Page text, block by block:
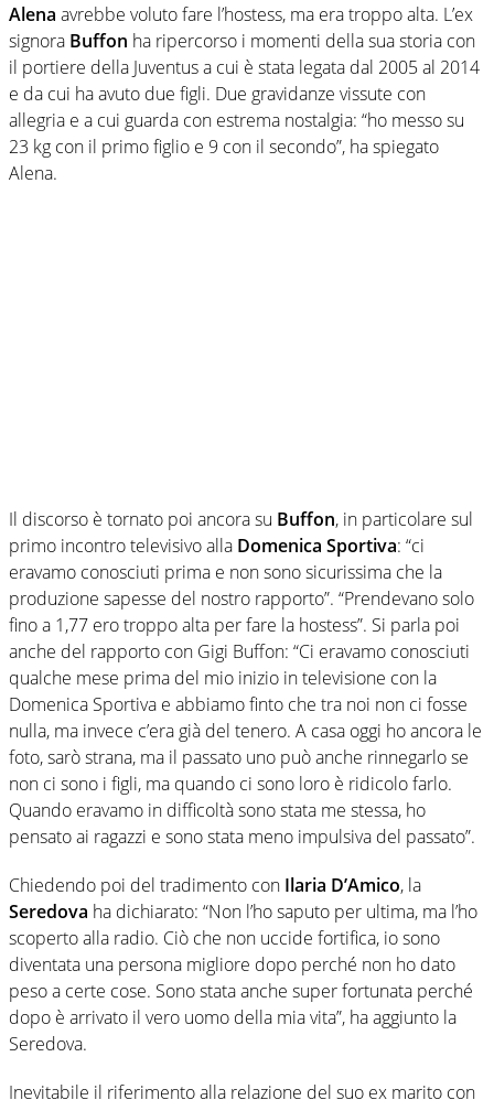
Alena avrebbe voluto fare l’hostess, ma era troppo alta. L’ex
signora Buffon ha ripercorso i momenti della sua storia con
il portiere della Juventus a cui è stata legata dal 2005 al 2014
e da cui ha avuto due figli. Due gravidanze vissute con
allegria e a cui guarda con estrema nostalgia: “ho messo su
23 kg con il primo figlio e 9 con il secondo”, ha spiegato
Alena.
Il discorso è tornato poi ancora su Buffon, in particolare sul
primo incontro televisivo alla Domenica Sportiva: “ci
eravamo conosciuti prima e non sono sicurissima che la
produzione sapesse del nostro rapporto”. “Prendevano solo
fino a 1,77 ero troppo alta per fare la hostess”. Si parla poi
anche del rapporto con Gigi Buffon: “Ci eravamo conosciuti
qualche mese prima del mio inizio in televisione con la
Domenica Sportiva e abbiamo finto che tra noi non ci fosse
nulla, ma invece c’era già del tenero. A casa oggi ho ancora le
foto, sarò strana, ma il passato uno può anche rinnegarlo se
non ci sono i figli, ma quando ci sono loro è ridicolo farlo.
Quando eravamo in difficoltà sono stata me stessa, ho
pensato ai ragazzi e sono stata meno impulsiva del passato”.
Chiedendo poi del tradimento con Ilaria D’Amico, la
Seredova ha dichiarato: “Non l’ho saputo per ultima, ma l’ho
scoperto alla radio. Ciò che non uccide fortifica, io sono
diventata una persona migliore dopo perché non ho dato
peso a certe cose. Sono stata anche super fortunata perché
dopo è arrivato il vero uomo della mia vita”, ha aggiunto la
Seredova.
Inevitabile il riferimento alla relazione del suo ex marito con